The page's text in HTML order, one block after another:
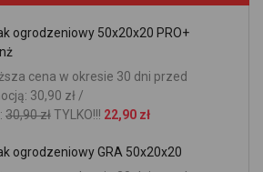
ogrodzeniowy 50x20x20 PRO+
cena w okresie 30 dni przed
30,90 zł /
30,90 złTYLKO!!! 22,90 zł
ogrodzeniowy GRA 50x20x20